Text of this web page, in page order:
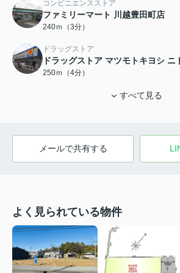
コンビニエンスストア
ファミリーマート 川越豊田町店
240ｍ（3分）
ドラッグストア
ドラッグストア マツモトキヨシ ニ
250ｍ（4分）
すべて見る
メールで共有する
よく見られている物件